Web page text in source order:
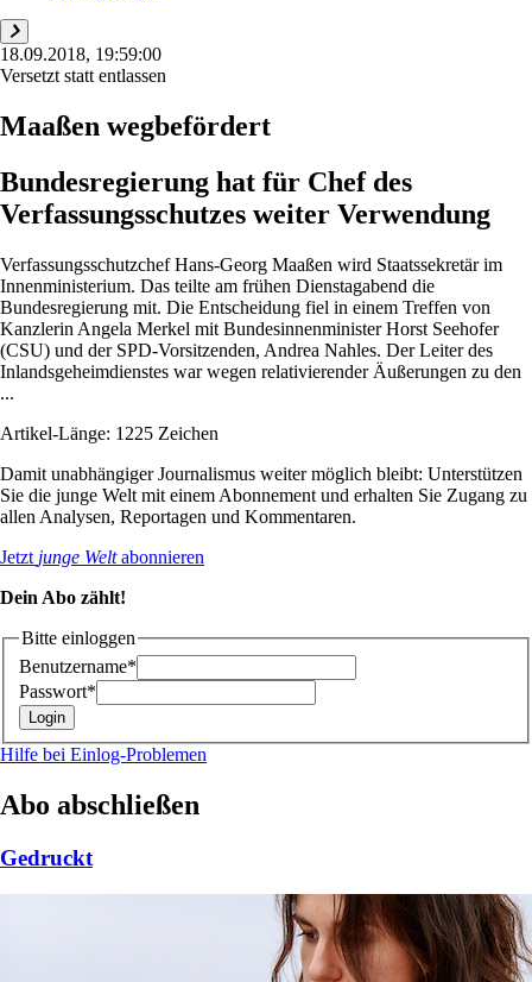
18.09.2018, 19:59:00
Versetzt statt entlassen
Maaßen wegbefördert
Bundesregierung hat für Chef des
Verfassungsschutzes weiter Verwendung
Verfassungsschutzchef Hans-Georg Maaßen wird Staatssekretär im
Innenministerium. Das teilte am frühen Dienstagabend die
Bundesregierung mit. Die Entscheidung fiel in einem Treffen von
Kanzlerin Angela Merkel mit Bundesinnenminister Horst Seehofer
(CSU) und der SPD-Vorsitzenden, Andrea Nahles. Der Leiter des
Inlandsgeheimdienstes war wegen relativierender Äußerungen zu den
...
Artikel-Länge: 1225 Zeichen
Damit unabhängiger Journalismus weiter möglich bleibt: Unterstützen
Sie die junge Welt mit einem Abonnement und erhalten Sie Zugang zu
allen Analysen, Reportagen und Kommentaren.
Jetzt junge Weltabonnieren
Dein Abo zählt!
Bitte einloggen
Benutzername*
Passwort*
Hilfe bei Einlog-Problemen
Abo abschließen
Gedruckt